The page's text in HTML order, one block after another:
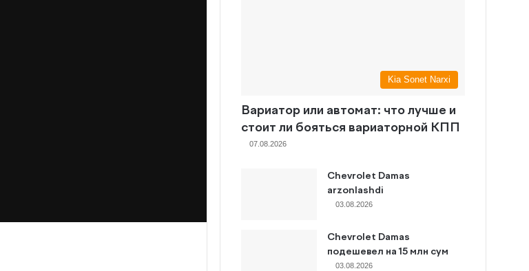
Kia Sonet Narxi
Вариатор или автомат: что лучше и
стоит ли бояться вариаторной КПП
07.08.2026
Chevrolet Damas
arzonlashdi
03.08.2026
Chevrolet Damas
подешевел на 15 млн сум
03.08.2026